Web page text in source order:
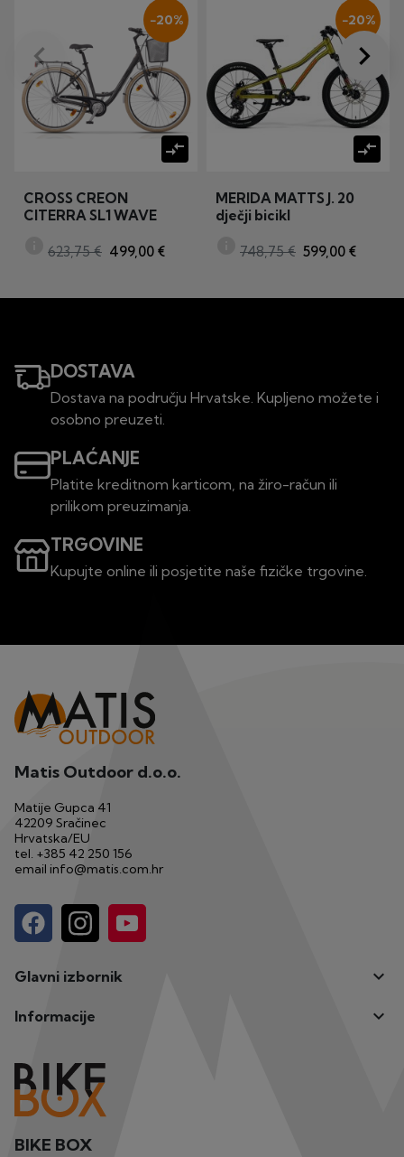
−20%
compare_arrows
CROSS CREON
CITERRA SL1 WAVE
623,75 € 499,00 €
−20%
compare_arrows
MERIDA MATTS J. 20
dječji bicikl
748,75 € 599,00 €
Prije
keyboard_arrow_left Dalje
keyboard_arrow_right
DOSTAVA
Dostava na području Hrvatske. Kupljeno možete i
osobno preuzeti.
PLAĆANJE
Platite kreditnom karticom, na žiro-račun ili
prilikom preuzimanja.
TRGOVINE
Kupujte online ili posjetite naše fizičke trgovine.
Matis Outdoor d.o.o.
Matije Gupca 41
42209 Sračinec
Hrvatska/EU
tel. +385 42 250 156
email info@matis.com.hr
Glavni izbornik 
Informacije 
BIKE BOX